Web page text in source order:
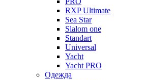
RXP Ultimate
Sea Star
Slalom one
Standart
Universal
Yacht
Yacht PRO
Одежда